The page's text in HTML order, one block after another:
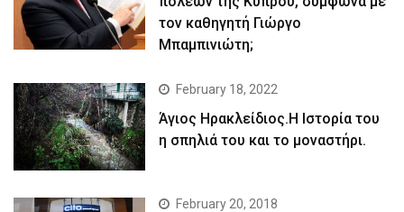
τον καθηγητή Γιώργο
Μπαμπινιώτη;
February 18, 2022
Άγιος Ηρακλείδιος.Η Ιστορία του
η σπηλιά του και το μοναστήρι.
February 20, 2018